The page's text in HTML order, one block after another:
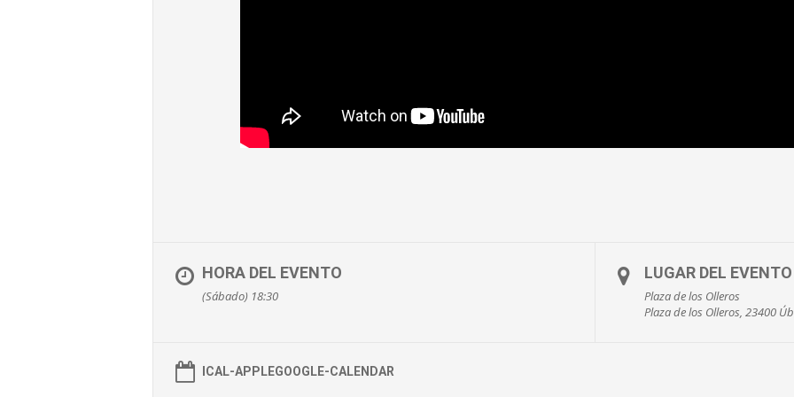
HORA DEL EVENTO
(Sábado) 18:30
LUGAR DEL EVENTO
Plaza de los Olleros
Plaza de los Olleros, 23400
ICAL-APPLEGOOGLE-CALENDAR